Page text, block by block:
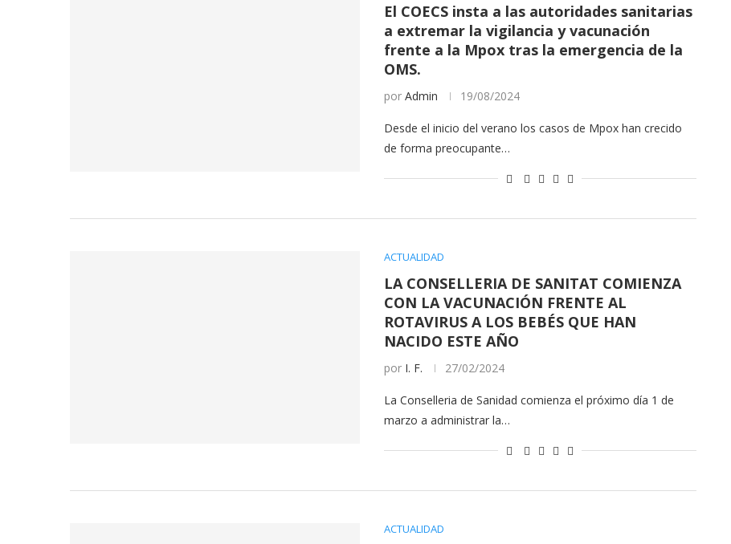
El COECS insta a las autoridades sanitarias
a extremar la vigilancia y vacunación
frente a la Mpox tras la emergencia de la
OMS.
por Admin 19/08/2024
Desde el inicio del verano los casos de Mpox han crecido
de forma preocupante…
ACTUALIDAD
LA CONSELLERIA DE SANITAT COMIENZA
CON LA VACUNACIÓN FRENTE AL
ROTAVIRUS A LOS BEBÉS QUE HAN
NACIDO ESTE AÑO
por I. F. 27/02/2024
La Conselleria de Sanidad comienza el próximo día 1 de
marzo a administrar la…
ACTUALIDAD